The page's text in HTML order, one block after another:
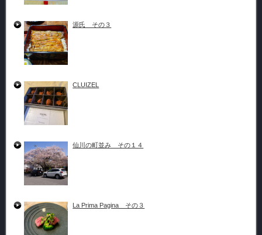
源氏 その３
CLUIZEL
仙川の町並み その１４
La Prima Pagina その３